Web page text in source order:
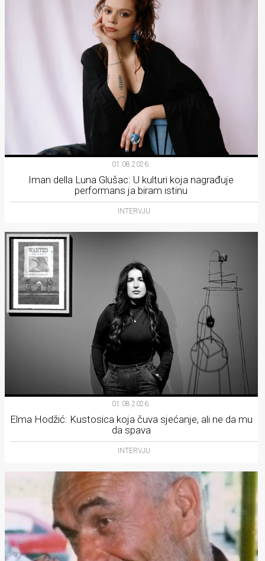
01.08.2026.
Iman della Luna Glušac: U kulturi koja nagrađuje
performans ja biram istinu
INTERVJU
01.08.2026.
Elma Hodžić: Kustosica koja čuva sjećanje, ali ne da mu
da spava
INTERVJU